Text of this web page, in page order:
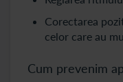
Corectarea
celor care au
Cum prevenim